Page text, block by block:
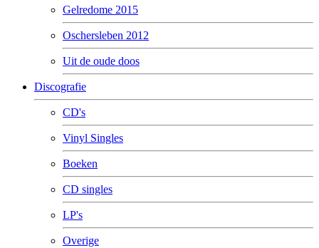
Gelredome 2015
Oschersleben 2012
Uit de oude doos
Discografie
CD's
Vinyl Singles
Boeken
CD singles
LP's
Overige